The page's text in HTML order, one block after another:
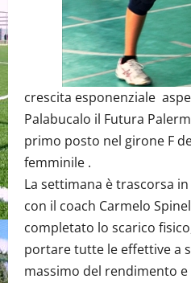
crescita esponenziale
Palabucalo il Futura
primo posto nel girone F
femminile .
La settimana è trascorsa
con il coach Carmelo
completato lo scarico
portare tutte le effettive a
massimo del rendimento